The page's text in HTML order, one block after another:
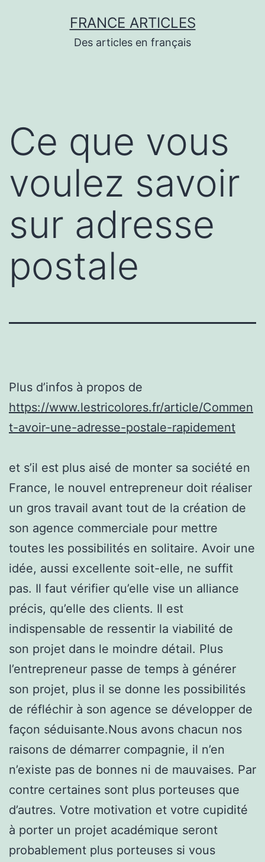
FRANCE ARTICLES
Des articles en français
Ce que vous
voulez savoir
sur adresse
postale
Plus d’infos à propos de
https://www.lestricolores.fr/article/Commen
t-avoir-une-adresse-postale-rapidement
et s’il est plus aisé de monter sa société en
France, le nouvel entrepreneur doit réaliser
un gros travail avant tout de la création de
son agence commerciale pour mettre
toutes les possibilités en solitaire. Avoir une
idée, aussi excellente soit-elle, ne suffit
pas. Il faut vérifier qu’elle vise un alliance
précis, qu’elle des clients. Il est
indispensable de ressentir la viabilité de
son projet dans le moindre détail. Plus
l’entrepreneur passe de temps à générer
son projet, plus il se donne les possibilités
de réfléchir à son agence se développer de
façon séduisante.Nous avons chacun nos
raisons de démarrer compagnie, il n’en
n’existe pas de bonnes ni de mauvaises. Par
contre certaines sont plus porteuses que
d’autres. Votre motivation et votre cupidité
à porter un projet académique seront
probablement plus porteuses si vous